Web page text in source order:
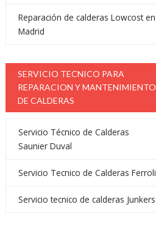
Reparación de calderas Lowcost en
Madrid
SERVICIO TECNICO PARA
REPARACION Y MANTENIMIENTO
DE CALDERAS
Servicio Técnico de Calderas
Saunier Duval
Servicio Tecnico de Calderas Ferroli
Servicio tecnico de calderas Junkers